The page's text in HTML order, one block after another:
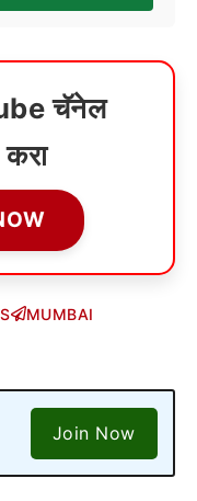
चॅनेल
MUMBAI
Join Now